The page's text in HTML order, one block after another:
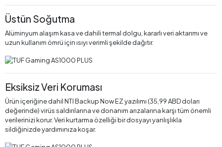
Üstün Soğutma
Alüminyum alaşım kasa ve dahili termal dolgu, kararlı veri aktarımı ve
uzun kullanım ömrü için ısıyı verimli şekilde dağıtır.
Eksiksiz Veri Koruması
Ürün içeriğine dahil NTI Backup Now EZ yazılımı (35,99 ABD doları
değerinde) virüs saldırılarına ve donanım arızalarına karşı tüm önemli
verilerinizi korur. Veri kurtarma özelliği bir dosyayı yanlışlıkla
sildiğinizde yardımınıza koşar.